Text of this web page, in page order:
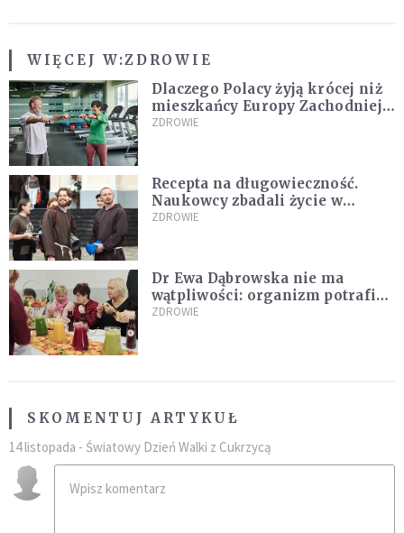
WIĘCEJ W:ZDROWIE
Dlaczego Polacy żyją krócej niż
mieszkańcy Europy Zachodniej?
Ekspertka wskazuje główne
ZDROWIE
Recepta na długowieczność.
Naukowcy zbadali życie w
klasztorach
ZDROWIE
Dr Ewa Dąbrowska nie ma
wątpliwości: organizm potrafi
leczyć się sam
ZDROWIE
SKOMENTUJ ARTYKUŁ
14 listopada - Światowy Dzień Walki z Cukrzycą